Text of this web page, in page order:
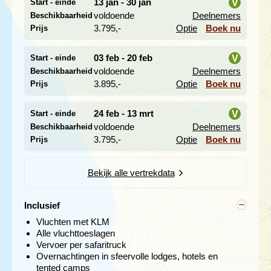
Marakele, dat toevluchtsoord betekent, is het leefgebied
van een aantal bedreigde diersoorten en je vindt hier de
bijzondere
zwarte en witte neushoorn
. In 1999 werden
antilopensoorten als de Tsessebe, elanden, berg
grootste in Zuid-Afrika. Het geïsoleerde park werd in
2003 heropend door Nelson Mandela en Prins Bernhard,
die hier zeer regelmatig kwam.
We verlaten de volgende dag het park en rijden naar
Mapungubwe nationaal park
. We bevinden ons nu in het
Start - einde 13 jan - 30 jan V
i
Beschikbaarheid voldoende Deelnemers
Prijs 3.795,- Optie Boek nu
Start - einde 03 feb - 20 feb V
i
Beschikbaarheid voldoende Deelnemers
Prijs 3.895,- Optie Boek nu
Start - einde 24 feb - 13 mrt V
i
Beschikbaarheid voldoende Deelnemers
Prijs 3.795,- Optie Boek nu
Bekijk alle vertrekdata
Inclusief
Vluchten met KLM
Alle vluchttoeslagen
Vervoer per safaritruck
Overnachtingen in sfeervolle lodges, hotels en
tented camps